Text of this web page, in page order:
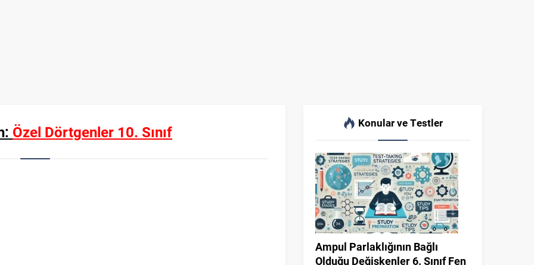
Özel Dörtgenler 10. Sınıf Konular ve Testler
Ampul Parlaklığının Bağlı
Olduğu Değişkenler 6. Sınıf Fen